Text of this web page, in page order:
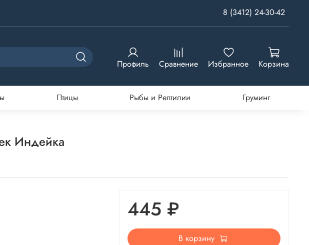
8 (3412) 24-30-42
Профиль Сравнение Избранное Корзина
Птицы Рыбы и Рептилии Груминг
Индейка
445 ₽
В корзину